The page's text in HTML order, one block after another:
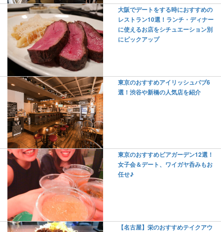
大阪でデートをする時におすすめの
レストラン10選！ランチ・ディナー
に使えるお店をシチュエーション別
にピックアップ
東京のおすすめアイリッシュパブ6
選！渋谷や新橋の人気店を紹介
東京のおすすめビアガーデン12選！
女子会＆デート、ワイガヤ呑みもお
任せ♪
【名古屋】栄のおすすめテイクアウ